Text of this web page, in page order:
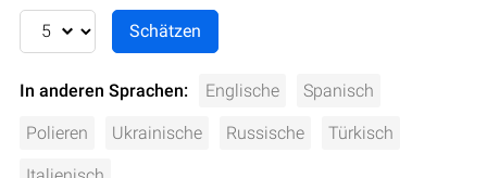
In anderen Sprachen: Englische Spanisch
Polieren Ukrainische Russische Türkisch